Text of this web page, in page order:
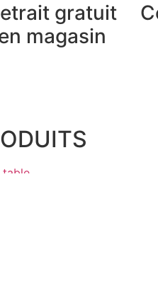
gratuit
magasin
table